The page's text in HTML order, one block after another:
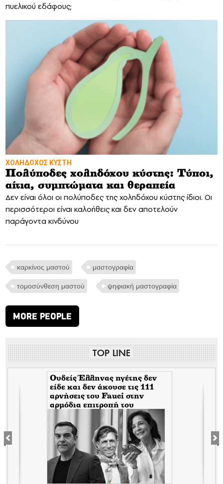
πυελικού εδάφους;
ΧΟΛΗΔΟΧΟΣ ΚΥΣΤΗ
Πολύποδες χοληδόχου κύστης: Τύποι,
αίτια, συμπτώματα και θεραπεία
Δεν είναι όλοι οι πολύποδες της χοληδόχου κύστης ίδιοι. Οι
περισσότεροι είναι καλοήθεις και δεν αποτελούν
παράγοντα κινδύνου
καρκίνος μαστού μαστογραφία
τομοσύνθεση μαστού ψηφιακή μαστογραφία
MORE PEOPLE
TOP LINE
Ουδείς Έλληνας ηγέτης δεν
είδε και δεν άκουσε τις 111
αρνήσεις του Fauci στην
αρμόδια επιτροπή του
Κογκρέσου. Δείτε γιατί!